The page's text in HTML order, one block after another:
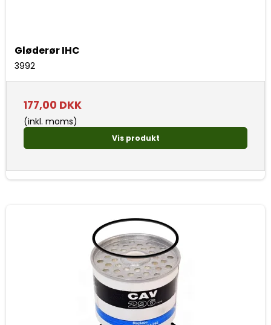
Gløderør IHC
3992
177,00 DKK
(inkl. moms)
Vis produkt